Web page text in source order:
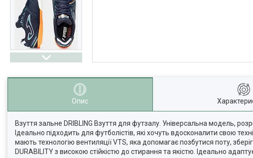
Опис
Взуття зальне DRIBLING Взуття для футзалу. Універсальна модель,
Ідеально підходить для футболістів, які хочуть вдосконалити свою
мають технологію вентиляції VTS, яка допомагає позбутися поту,
DURABILITY з високою стійкістю до стирання та якістю. Ідеально